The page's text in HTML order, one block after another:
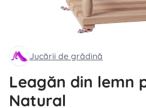
Jucării de grădină
Leagăn din lemn
Natural